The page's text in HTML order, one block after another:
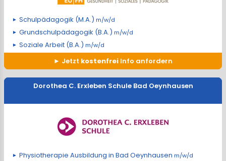
Schulpädagogik (M.A.) m/w/d
Grundschulpädagogik (B.A.) m/w/d
Soziale Arbeit (B.A.) m/w/d
Jetzt kostenfrei Info anfordern
Dorothea C. Erxleben Schule Bad Oeynhausen
Physiotherapie Ausbildung in Bad Oeynhausen m/w/d